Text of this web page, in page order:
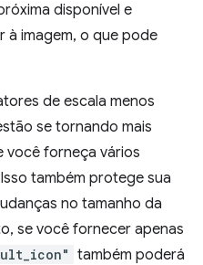
disponível e
à imagem, o que pode
de escala menos
se tornando mais
você forneça vários
também protege sua
no tamanho da
se você fornecer apenas
também poderá